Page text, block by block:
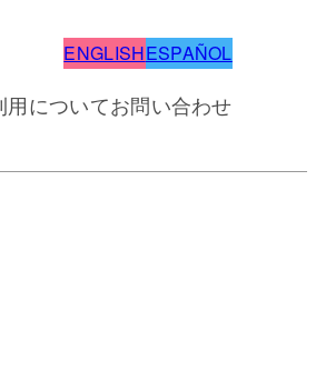
ENGLISHESPAÑOL
用についてお問い合わせ